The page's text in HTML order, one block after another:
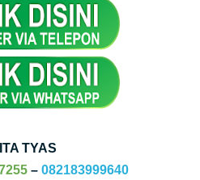
TYAS
–082183999640